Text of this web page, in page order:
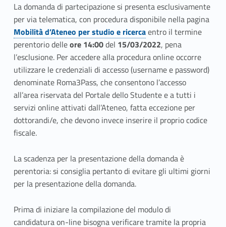
La domanda di partecipazione si presenta esclusivamente
per via telematica, con procedura disponibile nella pagina
Mobilità d’Ateneo per studio e ricercaentro il termine
perentorio delleore 14:00del 15/03/2022, pena
l’esclusione. Per accedere alla procedura online occorre
utilizzare le credenziali di accesso (username e password)
denominate Roma3Pass, che consentono l’accesso
all’area riservata del Portale dello Studente e a tutti i
servizi online attivati dall’Ateneo, fatta eccezione per
dottorandi/e, che devono invece inserire il proprio codice
fiscale.
La scadenza per la presentazione della domanda è
perentoria: si consiglia pertanto di evitare gli ultimi giorni
per la presentazione della domanda.
Prima di iniziare la compilazione del modulo di
candidatura on-line bisogna verificare tramite la propria